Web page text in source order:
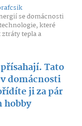
se domácnosti
které
tepla a
Tato
domácnosti
ji za pár
hobby